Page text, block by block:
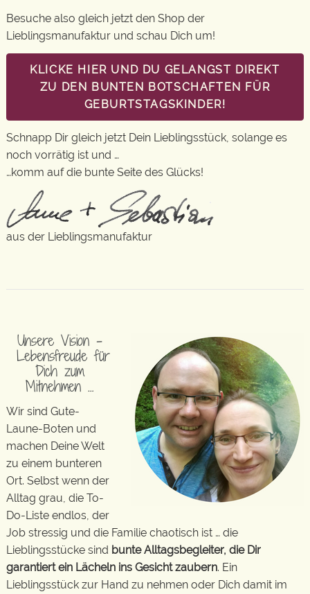
Besuche also gleich jetzt den Shop der
Lieblingsmanufaktur und schau Dich um!
KLICKE HIER UND DU GELANGST DIREKT
ZU DEN BUNTEN BOTSCHAFTEN FÜR
GEBURTSTAGSKINDER!
Schnapp Dir gleich jetzt Dein Lieblingsstück, solange es
noch vorrätig ist und …
…komm auf die bunte Seite des Glücks!
aus der Lieblingsmanufaktur
Unsere Vision –
Lebensfreude für
Dich zum
Mitnehmen …
Wir sind Gute-
Laune-Boten und
machen Deine Welt
zu einem bunteren
Ort. Selbst wenn der
Alltag grau, die To-
Do-Liste endlos, der
Job stressig und die Familie chaotisch ist … die
Lieblingsstücke sind bunte Alltagsbegleiter, die Dir
garantiert ein Lächeln ins Gesicht zaubern. Ein
Lieblingsstück zur Hand zu nehmen oder Dich damit im